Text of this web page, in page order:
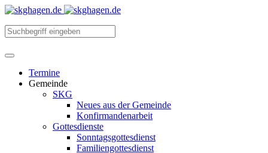
Termine
Gemeinde
SKG
Neues aus der Gemeinde
Konfirmandenarbeit
Gottesdienste
Sonntagsgottesdienst
Familiengottesdienst